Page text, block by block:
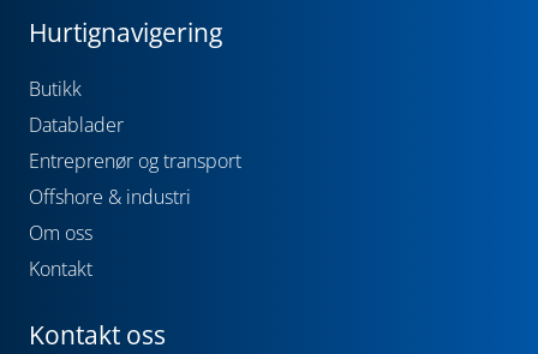
Hurtignavigering
Butikk
Datablader
Entreprenør og transport
Offshore & industri
Om oss
Kontakt
Kontakt oss